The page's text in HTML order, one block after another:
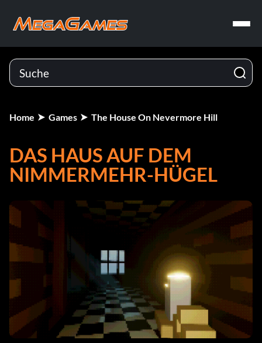
Home Games The House On Nevermore Hill
DAS HAUS AUF DEM
NIMMERMEHR-HÜGEL